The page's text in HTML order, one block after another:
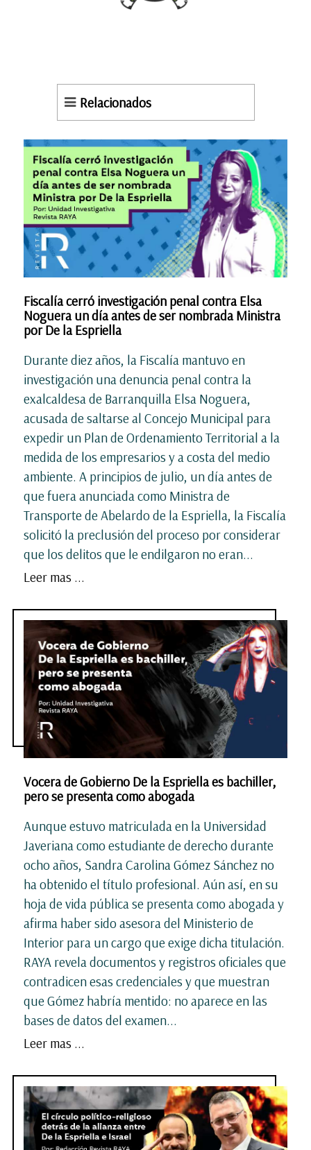
Relacionados
Fiscalía cerró investigación penal contra Elsa
Noguera un día antes de ser nombrada Ministra
por De la Espriella
Durante diez años, la Fiscalía mantuvo en
investigación una denuncia penal contra la
exalcaldesa de Barranquilla Elsa Noguera,
acusada de saltarse al Concejo Municipal para
expedir un Plan de Ordenamiento Territorial a la
medida de los empresarios y a costa del medio
ambiente. A principios de julio, un día antes de
que fuera anunciada como Ministra de
Transporte de Abelardo de la Espriella, la Fiscalía
solicitó la preclusión del proceso por considerar
que los delitos que le endilgaron no eran...
Leer mas ...
Vocera de Gobierno De la Espriella es bachiller,
pero se presenta como abogada
Aunque estuvo matriculada en la Universidad
Javeriana como estudiante de derecho durante
ocho años, Sandra Carolina Gómez Sánchez no
ha obtenido el título profesional. Aún así, en su
hoja de vida pública se presenta como abogada y
afirma haber sido asesora del Ministerio de
Interior para un cargo que exige dicha titulación.
RAYA revela documentos y registros oficiales que
contradicen esas credenciales y que muestran
que Gómez habría mentido: no aparece en las
bases de datos del examen...
Leer mas ...